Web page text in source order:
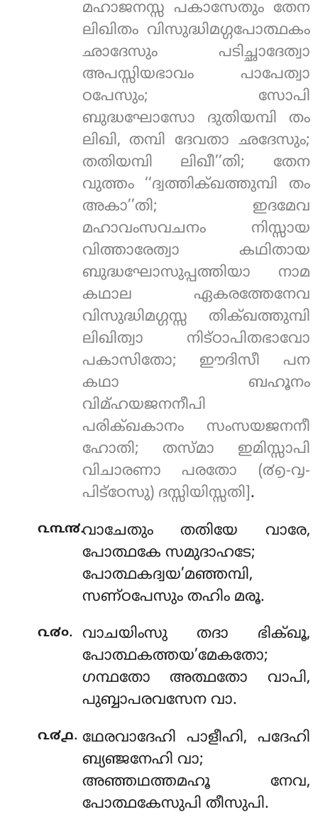
മഹാജനസ്സ പകാസേതും തേന
ലിഖിതം വിസുദ്ധിമഗ്ഗപോത്ഥകം
ഛാദേസും പടിച്ഛാദേത്വാ
അപസ്സിയഭാവം പാപേത്വാ
ഠപേസും; സോപി
ബുദ്ധഘോസോ ദുതിയമ്പി തം
ലിഖി, തമ്പി ദേവതാ ഛദേസും;
തതിയമ്പി ലിഖീ’’തി; തേന
വുത്തം ‘‘ദ്വത്തിക്ഖത്തുമ്പി തം
അകാ’’തി; ഇദമേവ
മഹാവംസവചനം നിസ്സായ
വിത്താരേത്വാ കഥിതായ
ബുദ്ധഘോസുപ്പത്തിയാ നാമ
കഥാല ഏകരത്തേനേവ
വിസുദ്ധിമഗ്ഗസ്സ തിക്ഖത്തുമ്പി
ലിഖിത്വാ നിട്ഠാപിതഭാവോ
പകാസിതോ; ഈദിസീ പന
കഥാ ബഹൂനം
വിമ്ഹയജനനീപി
പരിക്ഖകാനം സംസയജനനീ
ഹോതി; തസ്മാ ഇമിസ്സാപി
വിചാരണാ പരതോ (൪൭-൮-
പിട്ഠേസു) ദസ്സിയിസ്സതി] .
൨൩൯.വാചേതും തതിയേ വാരേ,
പോത്ഥകേ സമുദാഹടേ;
പോത്ഥകദ്വയ’മഞ്ഞമ്പി,
സണ്ഠപേസും തഹിം മരൂ.
൨൪൦. വാചയിംസു തദാ ഭിക്ഖൂ,
പോത്ഥകത്തയ’മേകതോ;
ഗന്ഥതോ അത്ഥതോ വാപി,
പുബ്ബാപരവസേന വാ.
൨൪൧. ഥേരവാദേഹി പാളീഹി, പദേഹി
ബ്യഞ്ജനേഹി വാ;
അഞ്ഞഥത്തമഹൂ നേവ,
പോത്ഥകേസുപി തീസുപി.